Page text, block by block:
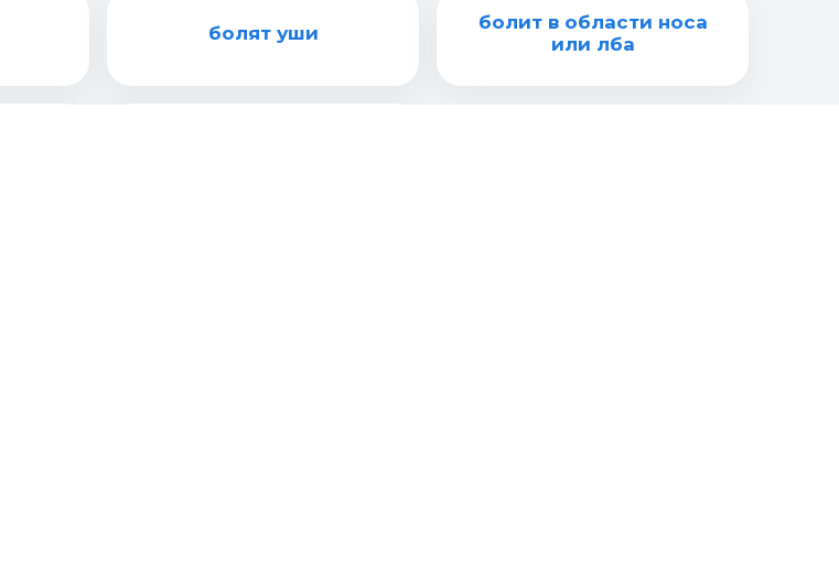
болят уши
болит в области носа
или лба